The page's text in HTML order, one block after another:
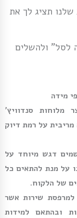
תציג לך את
לסל” ולהשלים
מידה
מלוחות סנדוויץ’
על רמת דיוק
דגש מיוחד על
על מנת להתאים כל
של הלקוח.
למרפסת שירות אשר
ובהתאם למידות